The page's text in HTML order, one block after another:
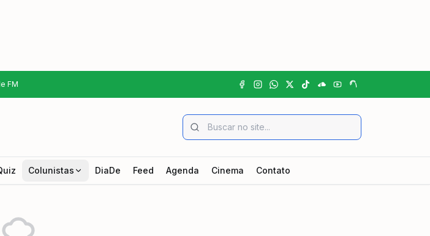
FM
Colunistas DiaDe Feed Agenda Cinema Contato